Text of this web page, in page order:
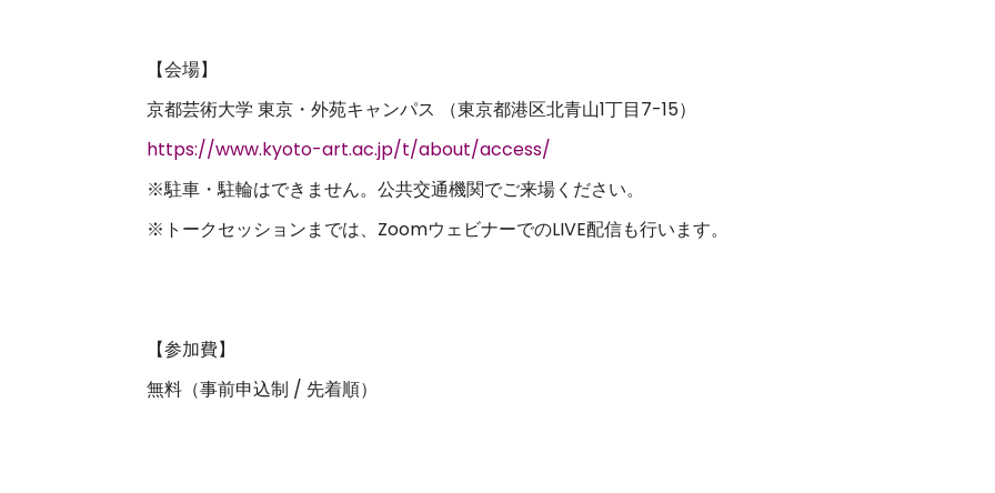
【会場】
京都芸術大学 東京・外苑キャンパス （東京都港区北青山1丁目7-15）
https://www.kyoto-art.ac.jp/t/about/access/
※駐車・駐輪はできません。公共交通機関でご来場ください。
※トークセッションまでは、ZoomウェビナーでのLIVE配信も行います。
【参加費】
無料（事前申込制 / 先着順）